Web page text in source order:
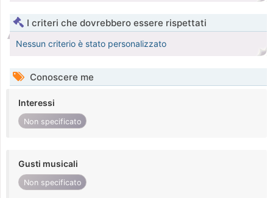
I criteri che dovrebbero essere rispettati
Nessun criterio è stato personalizzato
Conoscere me
Interessi
Non specificato
Gusti musicali
Non specificato